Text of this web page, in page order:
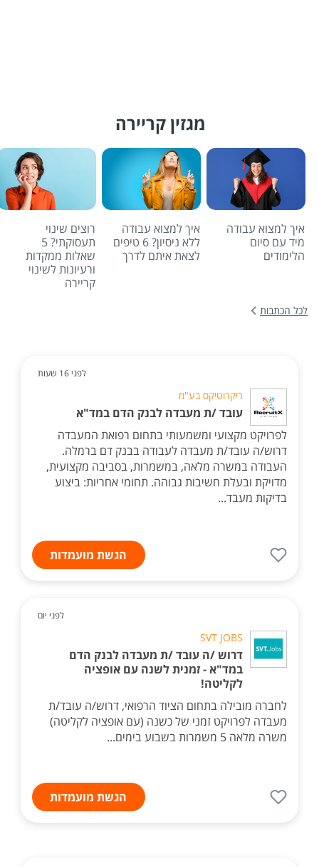
מגזין קריירה
איך למצוא עבודה
מיד עם סיום
הלימודים
איך למצוא עבודה
ללא ניסיון? 6 טיפים
לצאת איתם לדרך
רוצים שינוי
תעסוקתי? 5
שאלות ממקדות
ורעיונות לשינוי
קריירה
לכל הכתבות
לפני 16 שעות
ריקרוטיקס בע"מ
עובד /ת מעבדה לבנק הדם במד"א
לפרויקט מקצועי ומשמעותי בתחום רפואת המעבדה
דרוש/ה עובד/ת מעבדה לעבודה בבנק דם ברמלה.
העבודה במשרה מלאה, במשמרות, בסביבה מקצועית,
מדויקת ובעלת חשיבות גבוהה. תחומי אחריות: ביצוע
בדיקות מעבד...
הגשת מועמדות
לפני יום
SVT JOBS
דרוש /ה עובד /ת מעבדה לבנק הדם
במד"א - זמנית לשנה עם אופציה
לקליטה!
לחברה מובילה בתחום הציוד הרפואי, דרוש/ה עובד/ת
מעבדה לפרויקט זמני של כשנה (עם אופציה לקליטה)
משרה מלאה 5 משמרות בשבוע בימים...
הגשת מועמדות